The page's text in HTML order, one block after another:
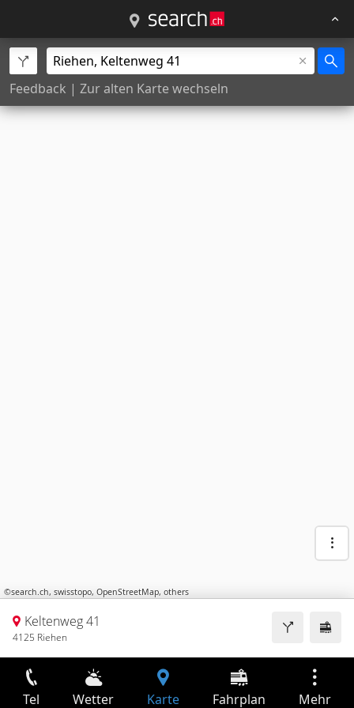
Feedback | Zur alten Karte wechseln
©search.ch, swisstopo, OpenStreetMap, others
Keltenweg 41
4125 Riehen
Tel Wetter Karte Fahrplan Mehr